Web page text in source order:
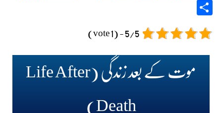
5/5 - (1 vote)
موت کے بعد زندگی (Life After
Death)